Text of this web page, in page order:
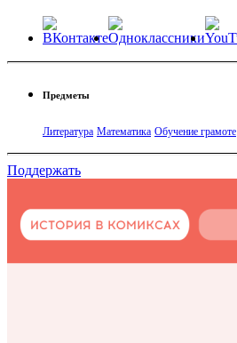
Предметы
Литература Математика Обучение грамоте
Поддержать